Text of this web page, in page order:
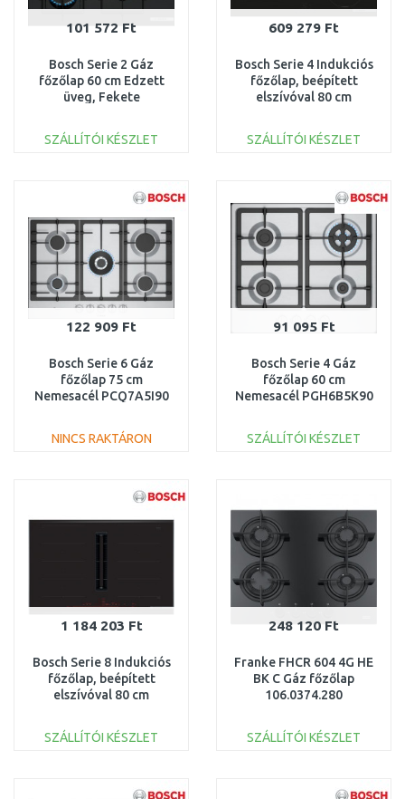
101 572 Ft
Bosch Serie 2 Gáz
főzőlap 60 cm Edzett
üveg, Fekete
SZÁLLÍTÓI KÉSZLET
Összehasonlítás
609 279 Ft
Bosch Serie 4 Indukciós
főzőlap, beépített
elszívóval 80 cm
SZÁLLÍTÓI KÉSZLET
Összehasonlítás
122 909 Ft
Bosch Serie 6 Gáz
főzőlap 75 cm
Nemesacél PCQ7A5I90
NINCS RAKTÁRON
Összehasonlítás
91 095 Ft
Bosch Serie 4 Gáz
főzőlap 60 cm
Nemesacél PGH6B5K90
SZÁLLÍTÓI KÉSZLET
1 184 203 Ft
Bosch Serie 8 Indukciós
főzőlap, beépített
elszívóval 80 cm
SZÁLLÍTÓI KÉSZLET
Összehasonlítás
248 120 Ft
Franke FHCR 604 4G HE
BK C Gáz főzőlap
106.0374.280
SZÁLLÍTÓI KÉSZLET
Összehasonlítás